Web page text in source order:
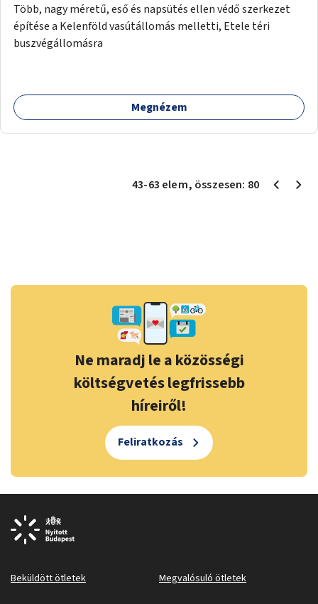
Több, nagy méretű, eső és napsütés ellen védő szerkezet
építése a Kelenföld vasútállomás melletti, Etele téri
buszvégállomásra
Megnézem
43-63 elem, összesen: 80
Ne maradj le a közösségi
költségvetés legfrissebb
híreiről!
Feliratkozás
Beküldött ötletek Megvalósuló ötletek